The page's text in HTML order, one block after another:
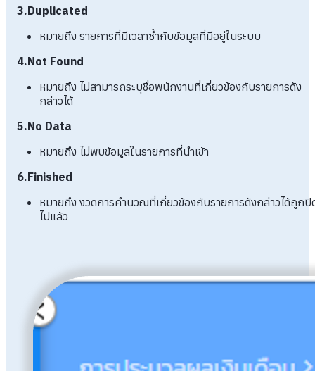
3.Duplicated
หมายถึง รายการที่มีเวลาซ้ำกับข้อมูลที่มีอยู่ในระบบ
4.Not Found
หมายถึง ไม่สามารถระบุชื่อพนักงานที่เกี่ยวข้องกับรายการดัง
กล่าวได้
5.No Data
หมายถึง ไม่พบข้อมูลในรายการที่นำเข้า
6.Finished
หมายถึง งวดการคำนวณที่เกี่ยวข้องกับรายการดังกล่าวได้ถูกปิ
ไปแล้ว